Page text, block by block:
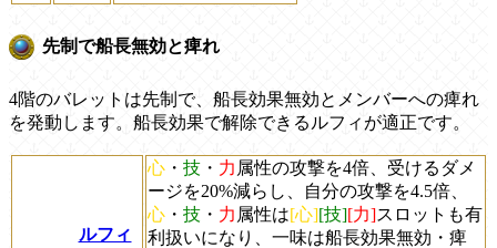
先制で船長無効と痺れ
4階のバレットは先制で、船長効果無効とメンバーへの痺れ
を発動します。船長効果で解除できるルフィが適正です。
ルフィ
心 ・ 技 ・ 力 属性の攻撃を4倍、受けるダメ
ージを20%減らし、自分の攻撃を4.5倍、
心 ・ 技 ・ 力 属性は[心][技][力]スロットも有
利扱いになり、一味は船長効果無効・痺